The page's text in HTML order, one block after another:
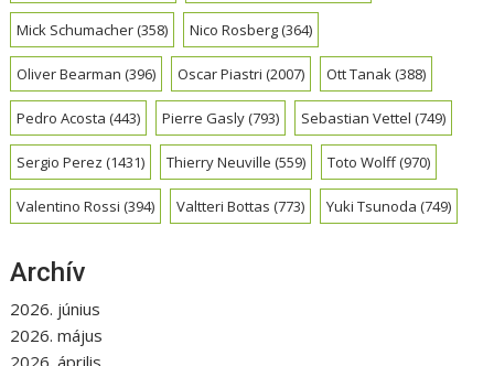
Mick Schumacher(358) Nico Rosberg(364)
Oliver Bearman (396) Oscar Piastri (2007) Ott Tanak(388)
Pedro Acosta (443) Pierre Gasly(793) Sebastian Vettel (749)
Sergio Perez (1431) Thierry Neuville (559) Toto Wolff(970)
Valentino Rossi (394) Valtteri Bottas (773) Yuki Tsunoda (749)
Archív
2026. június
2026. május
2026. április